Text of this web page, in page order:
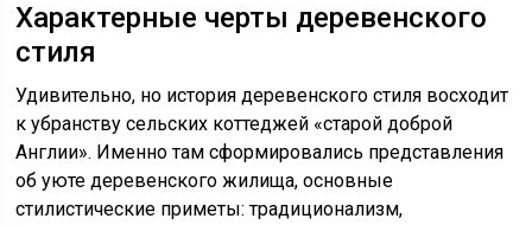
Характерные черты деревенского
стиля
Удивительно, но история деревенского стиля восходит
к убранству сельских коттеджей «старой доброй
Англии». Именно там сформировались представления
об уюте деревенского жилища, основные
стилистические приметы: традиционализм,